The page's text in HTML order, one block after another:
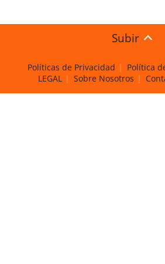
Subir
Políticas de Privacidad Política
LEGAL
Sobre Nosotros